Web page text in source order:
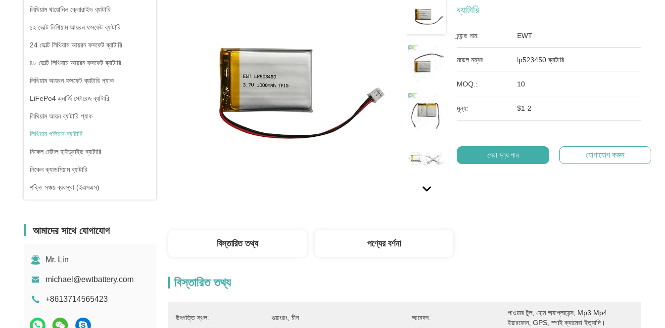
লিথিয়াম থায়োনিল ক্লোরাইড ব্যাটারি
১২ ভোল্ট লিথিয়াম আয়রন ফসফেট ব্যাটারি
24 ভোল্ট লিথিয়াম আয়রন ফসফেট ব্যাটারি
৪৮ ভোল্ট লিথিয়াম আয়রন ফসফেট ব্যাটারি
লিথিয়াম আয়রন ফসফেট ব্যাটারি প্যাক
LiFePo4 এনার্জি স্টোরেজ ব্যাটারি
লিথিয়াম আয়ন ব্যাটারি প্যাক
লিথিয়াম পলিমার ব্যাটারি
নিকেল মেটাল হাইড্রাইড ব্যাটারি
নিকেল ক্যাডমিয়াম ব্যাটারি
শক্তি সঞ্চয় ব্যবস্থা (ইএসএস)
আমাদের সাথে যোগাযোগ
Mr. Lin
michael@ewtbattery.com
+8613714565423
ব্যাটারি
ব্র্যান্ড নাম: EWT
মডেল নম্বর: lp523450 ব্যাটারি
MOQ.: 10
মূল্য: $1-2
সেরা মূল্য পান যোগাযোগ করুন
বিস্তারিত তথ্য পণ্যের বর্ণনা
বিস্তারিত তথ্য
উৎপত্তি স্থল: গুয়াংডং, চীন আবেদন:
পাওয়ার টুল, হোম অ্যাপ্লায়েন্স, Mp3 Mp4
ইয়ারফোন, GPS, স্পাই ক্যামেরা ইত্যাদি।